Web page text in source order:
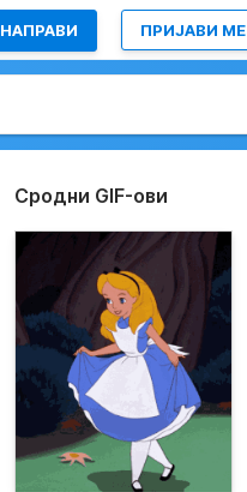
НАПРАВИ ПРИЈАВИ МЕ
Сродни GIF-ови